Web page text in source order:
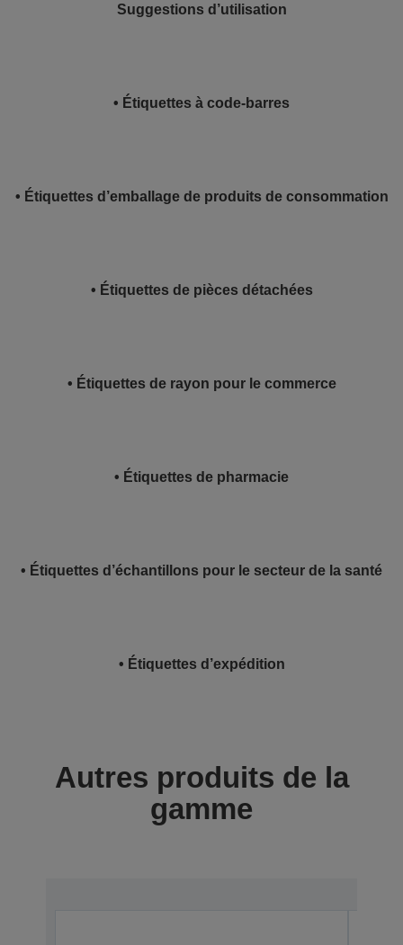
Suggestions d’utilisation
• Étiquettes à code-barres
• Étiquettes d’emballage de produits de consommation
• Étiquettes de pièces détachées
• Étiquettes de rayon pour le commerce
• Étiquettes de pharmacie
• Étiquettes d’échantillons pour le secteur de la santé
• Étiquettes d’expédition
Autres produits de la
gamme